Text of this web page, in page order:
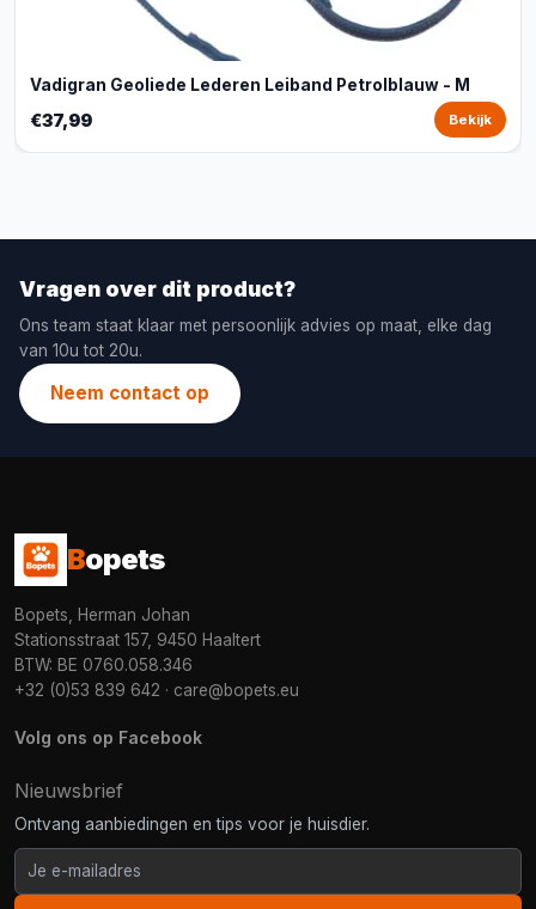
Vadigran Geoliede Lederen Leiband Petrolblauw - M
€37,99 Bekijk
Vragen over dit product?
Ons team staat klaar met persoonlijk advies op maat, elke dag
van 10u tot 20u.
Neem contact op
Bopets
Bopets, Herman Johan
Stationsstraat 157, 9450 Haaltert
BTW: BE 0760.058.346
+32 (0)53 839 642 · care@bopets.eu
Volg ons op Facebook
Nieuwsbrief
Ontvang aanbiedingen en tips voor je huisdier.